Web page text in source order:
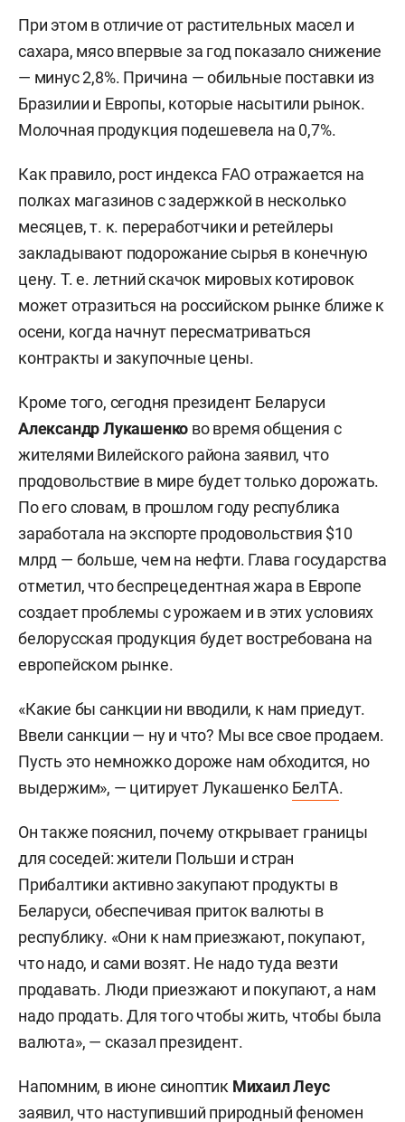
При этом в отличие от растительных масел и
сахара, мясо впервые за год показало снижение
— минус 2,8%. Причина — обильные поставки из
Бразилии и Европы, которые насытили рынок.
Молочная продукция подешевела на 0,7%.
Как правило, рост индекса FAO отражается на
полках магазинов с задержкой в несколько
месяцев, т. к. переработчики и ретейлеры
закладывают подорожание сырья в конечную
цену. Т. е. летний скачок мировых котировок
может отразиться на российском рынке ближе к
осени, когда начнут пересматриваться
контракты и закупочные цены.
Кроме того, сегодня президент Беларуси
Александр Лукашенко во время общения с
жителями Вилейского района заявил, что
продовольствие в мире будет только дорожать.
По его словам, в прошлом году республика
заработала на экспорте продовольствия $10
млрд — больше, чем на нефти. Глава государства
отметил, что беспрецедентная жара в Европе
создает проблемы с урожаем и в этих условиях
белорусская продукция будет востребована на
европейском рынке.
«Какие бы санкции ни вводили, к нам приедут.
Ввели санкции — ну и что? Мы все свое продаем.
Пусть это немножко дороже нам обходится, но
выдержим», — цитирует Лукашенко БелТА.
Он также пояснил, почему открывает границы
для соседей: жители Польши и стран
Прибалтики активно закупают продукты в
Беларуси, обеспечивая приток валюты в
республику. «Они к нам приезжают, покупают,
что надо, и сами возят. Не надо туда везти
продавать. Люди приезжают и покупают, а нам
надо продать. Для того чтобы жить, чтобы была
валюта», — сказал президент.
Напомним, в июне синоптик Михаил Леус
заявил, что наступивший природный феномен